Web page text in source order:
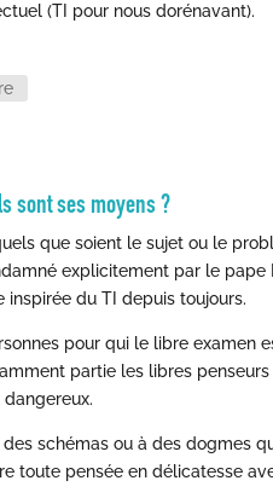
(TI pour nous dorénavant).
sont ses moyens ?
que soient le sujet ou le
explicitement par le pape
inspirée du TI depuis toujours.
pour qui le libre examen
partie les libres
schémas ou à des dogmes
toute pensée en délicatesse